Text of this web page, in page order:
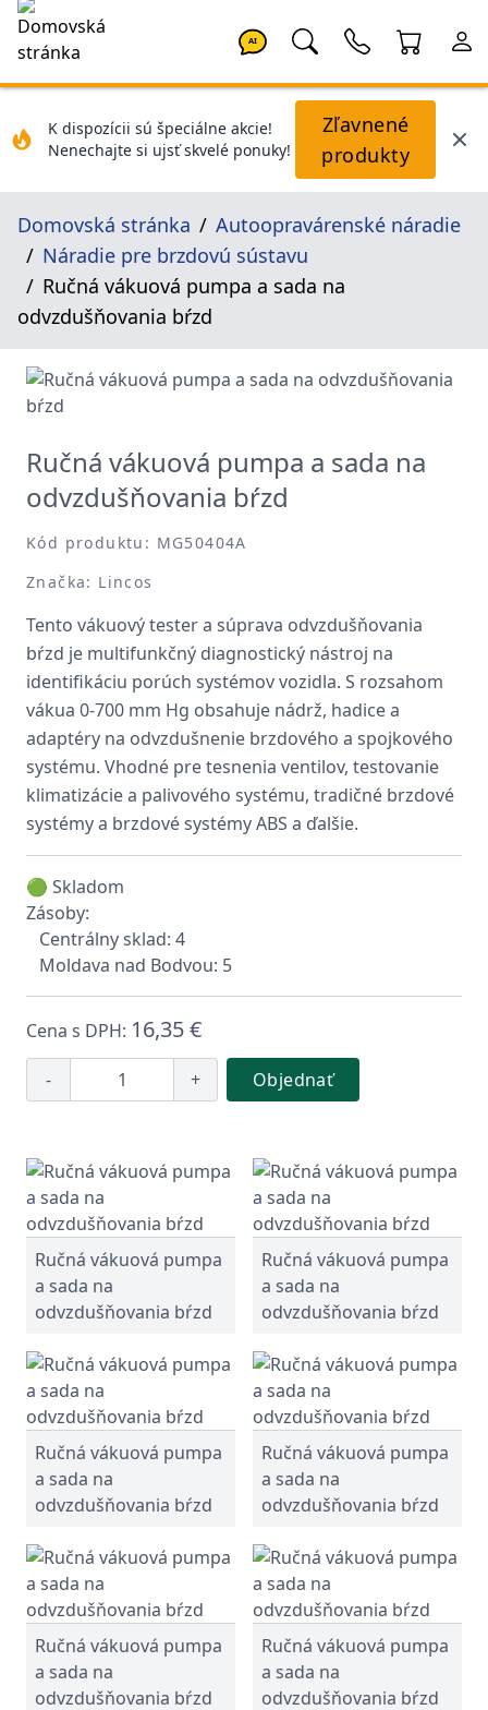
AI
K dispozícii sú špeciálne akcie!
Nenechajte si ujsť skvelé ponuky!
Zľavnené
produkty
Domovská stránka
Autoopravárenské náradie
Náradie pre brzdovú sústavu
Ručná vákuová pumpa a sada na
odvzdušňovania bŕzd
Ručná vákuová pumpa a sada na
odvzdušňovania bŕzd
Kód produktu: MG50404A
Značka: Lincos
Tento vákuový tester a súprava odvzdušňovania
bŕzd je multifunkčný diagnostický nástroj na
identifikáciu porúch systémov vozidla. S rozsahom
vákua 0-700 mm Hg obsahuje nádrž, hadice a
adaptéry na odvzdušnenie brzdového a spojkového
systému. Vhodné pre tesnenia ventilov, testovanie
klimatizácie a palivového systému, tradičné brzdové
systémy a brzdové systémy ABS a ďalšie.
🟢 Skladom
Zásoby:
Centrálny sklad: 4
Moldava nad Bodvou: 5
Cena s DPH: 16,35 €
- + Objednať
Ručná vákuová pumpa
a sada na
odvzdušňovania bŕzd
Ručná vákuová pumpa
a sada na
odvzdušňovania bŕzd
Ručná vákuová pumpa
a sada na
odvzdušňovania bŕzd
Ručná vákuová pumpa
a sada na
odvzdušňovania bŕzd
Ručná vákuová pumpa
a sada na
odvzdušňovania bŕzd
Ručná vákuová pumpa
a sada na
odvzdušňovania bŕzd